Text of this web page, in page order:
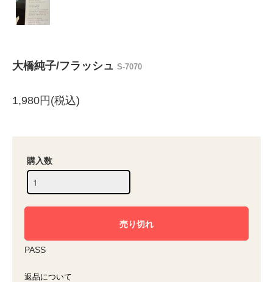
大橋純子/フラッシュ S-7070
1,980円(税込)
購入数
PASS
返品について